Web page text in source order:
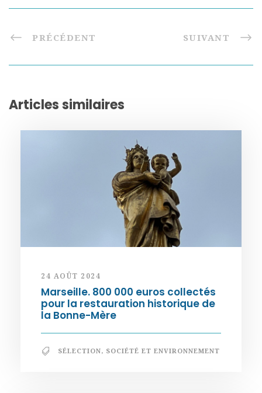
PRÉCÉDENT SUIVANT
Articles similaires
24 AOÛT 2024
Marseille. 800 000 euros collectés
pour la restauration historique de
la Bonne-Mère
SÉLECTION, SOCIÉTÉ ET ENVIRONNEMENT